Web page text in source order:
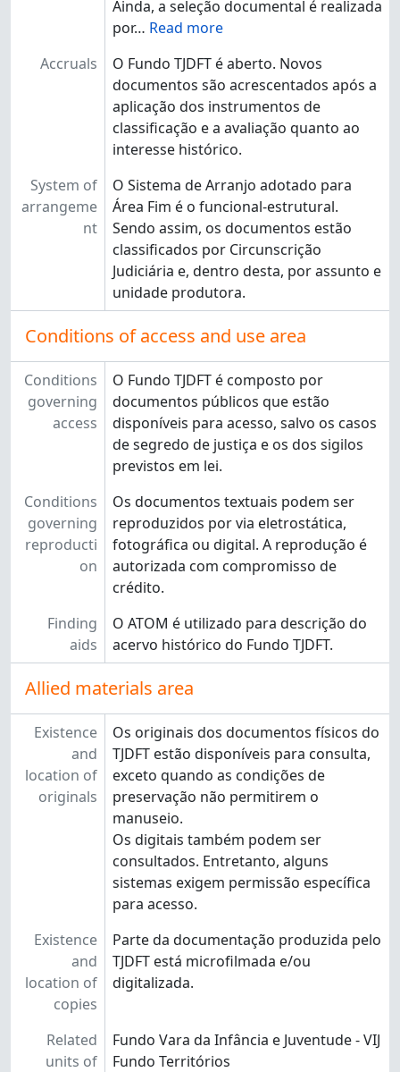
Ainda, a seleção documental é realizada
por… Read more
Accruals
O Fundo TJDFT é aberto. Novos
documentos são acrescentados após a
aplicação dos instrumentos de
classificação e a avaliação quanto ao
interesse histórico.
System of
arrangeme
nt
O Sistema de Arranjo adotado para
Área Fim é o funcional-estrutural.
Sendo assim, os documentos estão
classificados por Circunscrição
Judiciária e, dentro desta, por assunto e
unidade produtora.
Conditions of access and use area
Conditions
governing
access
O Fundo TJDFT é composto por
documentos públicos que estão
disponíveis para acesso, salvo os casos
de segredo de justiça e os dos sigilos
previstos em lei.
Conditions
governing
reproducti
on
Os documentos textuais podem ser
reproduzidos por via eletrostática,
fotográfica ou digital. A reprodução é
autorizada com compromisso de
crédito.
Finding
aids
O ATOM é utilizado para descrição do
acervo histórico do Fundo TJDFT.
Allied materials area
Existence
and
location of
originals
Os originais dos documentos físicos do
TJDFT estão disponíveis para consulta,
exceto quando as condições de
preservação não permitirem o
manuseio.
Os digitais também podem ser
consultados. Entretanto, alguns
sistemas exigem permissão específica
para acesso.
Existence
and
location of
copies
Parte da documentação produzida pelo
TJDFT está microfilmada e/ou
digitalizada.
Related
units of
Fundo Vara da Infância e Juventude - VIJ
Fundo Territórios